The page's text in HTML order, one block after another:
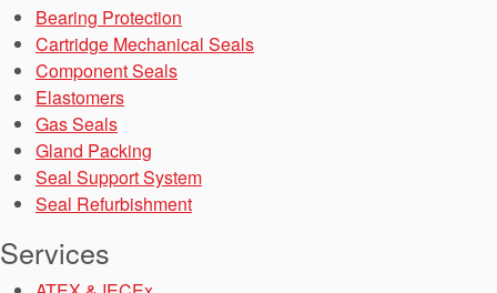
Bearing Protection
Cartridge Mechanical Seals
Component Seals
Elastomers
Gas Seals
Gland Packing
Seal Support System
Seal Refurbishment
Services